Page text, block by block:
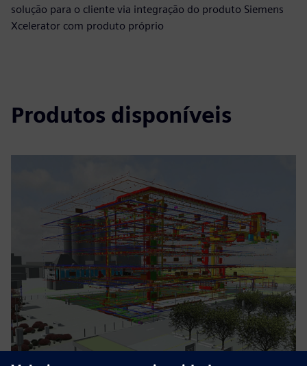
solução para o cliente via integração do produto Siemens
Xcelerator com produto próprio
Produtos disponíveis